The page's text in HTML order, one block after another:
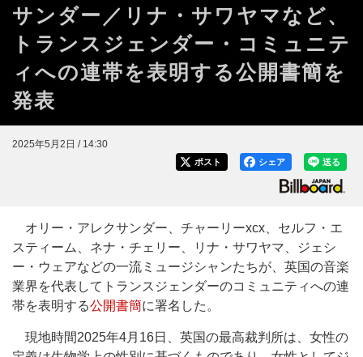
サンダー／リナ・サワヤマなど、
トランスジェンダー・コミュニテ
ィへの連帯を表明する公開書簡を
発表
2025年5月2日 / 14:30
送る
シェア
ポスト
オリー・アレクサンダー、チャーリーxcx、セルフ・エ
スティーム、ネナ・チェリー、リナ・サワヤマ、ジェシ
ー・ウェアなどの一流ミュージシャンたちが、英国の音楽
業界を代表してトランスジェンダーのコミュニティへの連
帯を表明する公開書簡に署名した。
現地時間2025年4月16日、英国の最高裁判所は、女性の